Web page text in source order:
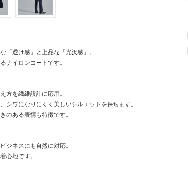
「透け感」と上品な「光沢感」。
ナイロンコートです。
方を繊維設計に応用。
シワになりにくく美しいシルエットを保ちます。
のある表情も特徴です。
ジネスにも自然に対応。
心地です。